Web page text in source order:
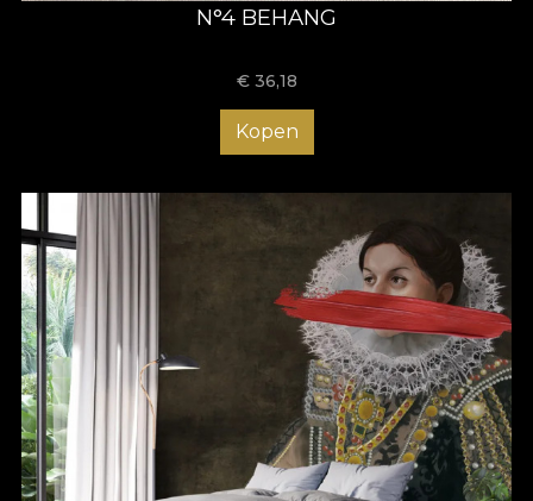
N°4 BEHANG
€ 36,18
Kopen